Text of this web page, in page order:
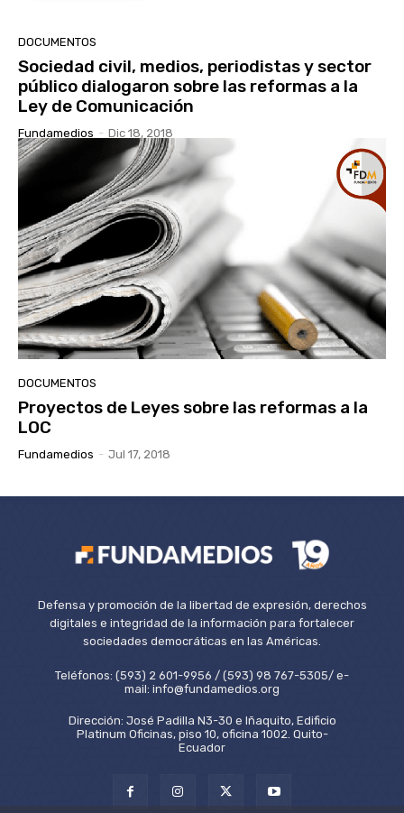
DOCUMENTOS
Sociedad civil, medios, periodistas y sector
público dialogaron sobre las reformas a la
Ley de Comunicación
Fundamedios - Dic 18, 2018
DOCUMENTOS
Proyectos de Leyes sobre las reformas a la
LOC
Fundamedios - Jul 17, 2018
Defensa y promoción de la libertad de expresión, derechos
digitales e integridad de la información para fortalecer
sociedades democráticas en las Américas.
Teléfonos: (593) 2 601-9956 / (593) 98 767-5305/ e-
mail: info@fundamedios.org
Dirección: José Padilla N3-30 e Iñaquito, Edificio
Platinum Oficinas, piso 10, oficina 1002. Quito-
Ecuador